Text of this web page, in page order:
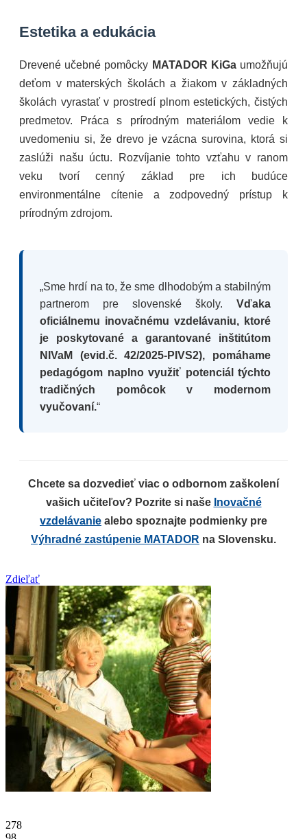
Estetika a edukácia
Drevené učebné pomôcky MATADOR KiGaumožňujú
deťom v materských školách a žiakom v základných
školách vyrastať v prostredí plnom estetických, čistých
predmetov. Práca s prírodným materiálom vedie k
uvedomeniu si, že drevo je vzácna surovina, ktorá si
zaslúži našu úctu. Rozvíjanie tohto vzťahu v ranom
veku tvorí cenný základ pre ich budúce
environmentálne cítenie a zodpovedný prístup k
prírodným zdrojom.
„Sme hrdí na to, že sme dlhodobým a stabilným
partnerom pre slovenské školy. Vďaka
oficiálnemu inovačnému vzdelávaniu, ktoré
je poskytované a garantované inštitútom
NIVaM (evid.č. 42/2025-PIVS2), pomáhame
pedagógom naplno využiť potenciál týchto
tradičných pomôcok v modernom
vyučovaní.“
Chcete sa dozvedieť viac o odbornom zaškolení
vašich učiteľov? Pozrite si naše Inovačné
vzdelávanie alebo spoznajte podmienky pre
Výhradné zastúpenie MATADOR na Slovensku.
Zdieľať
278